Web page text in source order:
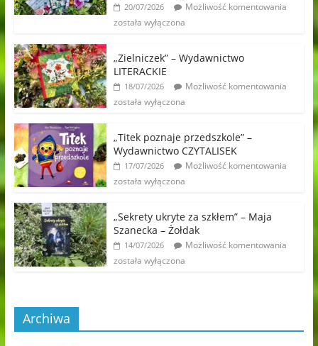
20/07/2026
Możliwość komentowania
została wyłączona
„Zielniczek” – Wydawnictwo
LITERACKIE
18/07/2026
Możliwość komentowania
została wyłączona
„Titek poznaje przedszkole” –
Wydawnictwo CZYTALISEK
17/07/2026
Możliwość komentowania
została wyłączona
„Sekrety ukryte za szkłem” – Maja
Szanecka – Żołdak
14/07/2026
Możliwość komentowania
została wyłączona
Archiwa